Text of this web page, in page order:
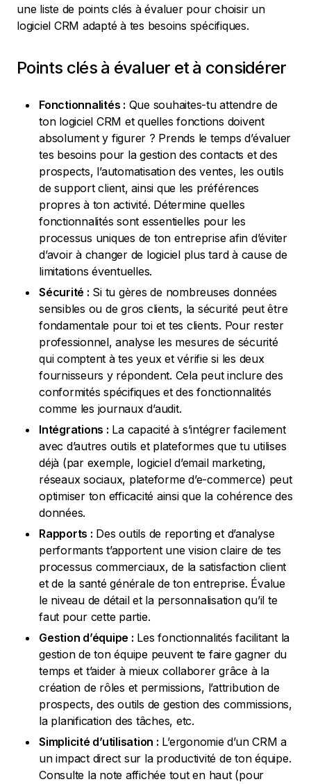
une liste de points clés à évaluer pour choisir un
logiciel CRM adapté à tes besoins spécifiques.
Points clés à évaluer et à considérer
Fonctionnalités : Que souhaites-tu attendre de
ton logiciel CRM et quelles fonctions doivent
absolument y figurer ? Prends le temps d’évaluer
tes besoins pour la gestion des contacts et des
prospects, l’automatisation des ventes, les outils
de support client, ainsi que les préférences
propres à ton activité. Détermine quelles
fonctionnalités sont essentielles pour les
processus uniques de ton entreprise afin d’éviter
d’avoir à changer de logiciel plus tard à cause de
limitations éventuelles.
Sécurité : Si tu gères de nombreuses données
sensibles ou de gros clients, la sécurité peut être
fondamentale pour toi et tes clients. Pour rester
professionnel, analyse les mesures de sécurité
qui comptent à tes yeux et vérifie si les deux
fournisseurs y répondent. Cela peut inclure des
conformités spécifiques et des fonctionnalités
comme les journaux d’audit.
Intégrations : La capacité à s’intégrer facilement
avec d’autres outils et plateformes que tu utilises
déjà (par exemple, logiciel d’email marketing,
réseaux sociaux, plateforme d’e-commerce) peut
optimiser ton efficacité ainsi que la cohérence des
données.
Rapports : Des outils de reporting et d’analyse
performants t’apportent une vision claire de tes
processus commerciaux, de la satisfaction client
et de la santé générale de ton entreprise. Évalue
le niveau de détail et la personnalisation qu’il te
faut pour cette partie.
Gestion d’équipe : Les fonctionnalités facilitant la
gestion de ton équipe peuvent te faire gagner du
temps et t’aider à mieux collaborer grâce à la
création de rôles et permissions, l’attribution de
prospects, des outils de gestion des commissions,
la planification des tâches, etc.
Simplicité d’utilisation : L’ergonomie d’un CRM a
un impact direct sur la productivité de ton équipe.
Consulte la note affichée tout en haut (pour